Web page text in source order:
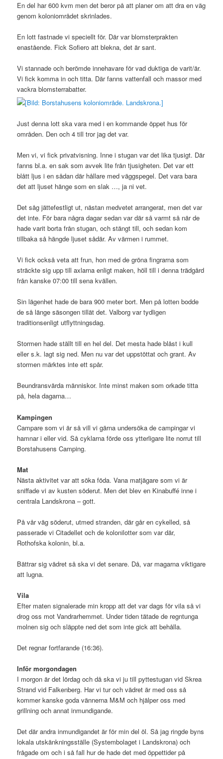
En del har 600 kvm men det beror på att planer om att dra en väg
genom koloniområdet skrinlades.
En lott fastnade vi speciellt för. Där var blomsterprakten
enastående. Fick Sofiero att blekna, det är sant.
Vi stannade och berömde innehavare för vad duktiga de varit/är.
Vi fick komma in och titta. Där fanns vattenfall och massor med
vackra blomsterrabatter.
Just denna lott ska vara med i en kommande öppet hus för
områden. Den och 4 till tror jag det var.
Men vi, vi fick privatvisning. Inne i stugan var det lika tjusigt. Där
fanns bl.a. en sak som avvek lite från tjusigheten. Det var ett
blått ljus i en sådan där hållare med väggspegel. Det vara bara
det att ljuset hänge som en slak …, ja ni vet.
Det såg jättefestligt ut, nästan medvetet arrangerat, men det var
det inte. För bara några dagar sedan var där så varmt så när de
hade varit borta från stugan, och stängt till, och sedan kom
tillbaka så hängde ljuset sådär. Av värmen i rummet.
Vi fick också veta att frun, hon med de gröna fingrarna som
sträckte sig upp till axlarna enligt maken, höll till i denna trädgård
från kanske 07:00 till sena kvällen.
Sin lägenhet hade de bara 900 meter bort. Men på lotten bodde
de så länge säsongen tillät det. Valborg var tydligen
traditionsenligt utflyttningsdag.
Stormen hade ställt till en hel del. Det mesta hade blåst i kull
eller s.k. lagt sig ned. Men nu var det uppstöttat och grant. Av
stormen märktes inte ett spår.
Beundransvärda människor. Inte minst maken som orkade titta
på, hela dagarna…
Kampingen
Campare som vi är så vill vi gärna undersöka de campingar vi
hamnar i eller vid. Så cyklarna förde oss ytterligare lite norrut till
Borstahusens Camping.
Mat
Nästa aktivitet var att söka föda. Vana matjägare som vi är
sniffade vi av kusten söderut. Men det blev en Kinabuffé inne i
centrala Landskrona – gott.
På vår väg söderut, utmed stranden, där går en cykelled, så
passerade vi Citadellet och de kolonilotter som var där,
Rothofska kolonin, bl.a.
Bättrar sig vädret så ska vi det senare. Då, var magarna viktigare
att lugna.
Vila
Efter maten signalerade min kropp att det var dags för vila så vi
drog oss mot Vandrarhemmet. Under tiden tätade de regntunga
molnen sig och släppte ned det som inte gick att behålla.
Det regnar fortfarande (16:36).
Inför morgondagen
I morgon är det lördag och då ska vi ju till pyttestugan vid Skrea
Strand vid Falkenberg. Har vi tur och vädret är med oss så
kommer kanske goda vännerna M&M och hjälper oss med
grillning och annat inmundigande.
Det där andra inmundigandet är för min del öl. Så jag ringde byns
lokala utskänkningsställe (Systembolaget i Landskrona) och
frågade om och i så fall hur de hade det med öppettider på